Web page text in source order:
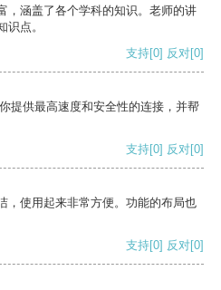
，涵盖了各个学科的知识。老师的讲
点。
支持[0] 反对[0]
提供最高速度和安全性的连接，并帮
支持[0] 反对[0]
，使用起来非常方便。功能的布局也
支持[0] 反对[0]